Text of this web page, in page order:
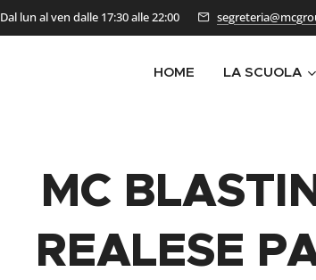
Dal lun al ven dalle 17:30 alle 22:00
HOME LA SCUOLA
MC
REALESE